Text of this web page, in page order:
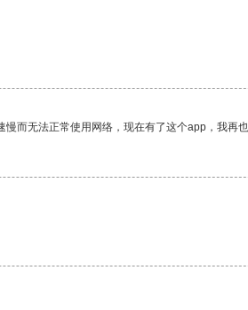
而无法正常使用网络，现在有了这个app，我再也